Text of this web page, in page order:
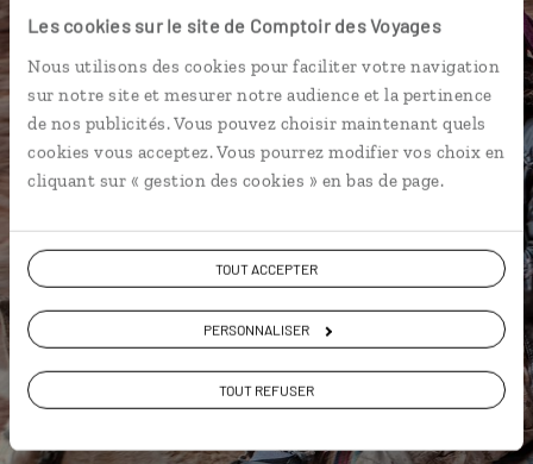
Les cookies sur le site de Comptoir des Voyages
Nous utilisons des cookies pour faciliter votre navigation
sur notre site et mesurer notre audience et la pertinence
de nos publicités. Vous pouvez choisir maintenant quels
cookies vous acceptez. Vous pourrez modifier vos choix en
cliquant sur « gestion des cookies » en bas de page.
TOUT ACCEPTER
PERSONNALISER
TOUT REFUSER
Jordanie
L’itinéraire vers votre tente
bédouine en 1 clic
Notre sélection de restaurants et
cafés à Amman
géolocalisés
L'album souvenirs à composer
DÉCOUVRIR LUCIOLE